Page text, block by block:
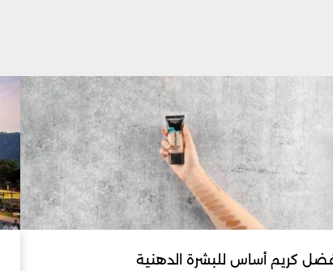
كريم أساس للبشرة الدهنية